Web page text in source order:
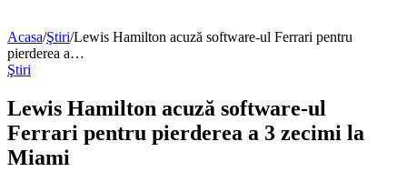
Acasa/Ştiri/Lewis Hamilton acuză software-ul Ferrari pentru
pierderea a…
Ştiri
Lewis Hamilton acuză software-ul
Ferrari pentru pierderea a 3 zecimi la
Miami